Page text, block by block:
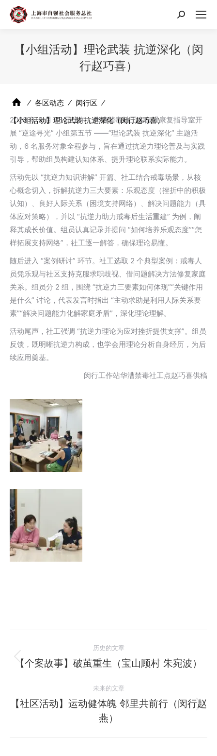
搜
【小组活动】理论武装 抗逆深化（闵
行赵巧喜）
⁄ 各区动态 ⁄ 闵行区 ⁄
【小组活动】理论武装 抗逆深化（闵行赵巧喜）
2025 年 9 月 28 日上午，华漕禁毒社工在自强康复指导室开
展 “逆途寻光” 小组第五节 ——“理论武装 抗逆深化” 主题活
动，6 名服务对象全程参与，旨在通过抗逆力理论普及与实践
引导，帮助组员构建认知体系、提升理论联系实际能力。​
活动先以 “抗逆力知识讲解” 开篇。社工结合戒毒场景，从核
心概念切入，拆解抗逆力三大要素：乐观态度（挫折中的积极
认知）、良好人际关系（困境支持网络）、解决问题能力（具
体应对策略），并以 “抗逆力助力戒毒后生活重建” 为例，阐
释其成长价值。组员认真记录并提问 “如何培养乐观态度”“怎
样拓展支持网络”，社工逐一解答，确保理论易懂。​
随后进入 “案例研讨” 环节。社工选取 2 个典型案例：戒毒人
员凭乐观与社区支持克服求职歧视、借问题解决方法修复家庭
关系。组员分 2 组，围绕 “抗逆力三要素如何体现”“关键作用
是什么” 讨论，代表发言时指出 “主动求助是利用人际关系要
素”“解决问题能力化解家庭矛盾”，深化理论理解。​
活动尾声，社工强调 “抗逆力理论为应对挫折提供支撑”。组员
反馈，既明晰抗逆力构成，也学会用理论分析自身经历，为后
续应用奠基。
闵行工作站华漕禁毒社工点赵巧喜供稿
章
航
历史的文章
历
的
文
章：
【个案故事】破茧重生（宝山顾村 朱宛波）
未来的文章
未
来
的
【社区活动】运动健体魄 邻里共前行（闵行赵
燕）